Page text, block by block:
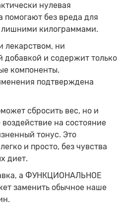
нулевая
помогают без вреда для
лишними килограммами.
лекарством, ни
добавкой и содержит только
компоненты.
подтверждена
сбросить вес, но и
на состояние
тонус. Это
и просто, без чувства
диет.
а ФУНКЦИОНАЛЬНОЕ
заменить обычное наше